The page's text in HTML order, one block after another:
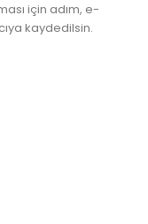
için adım, e-
kaydedilsin.